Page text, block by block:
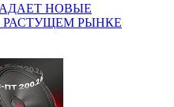
НОВЫЕ
РЫНКЕ